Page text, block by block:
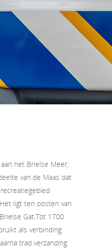
het Brielse Meer,
van de Maas dat
ligt ten oosten van
Gat.Tot 1700
als verbinding
trad verzanding